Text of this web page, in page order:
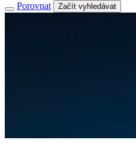
Porovnat Začít vyhledávat